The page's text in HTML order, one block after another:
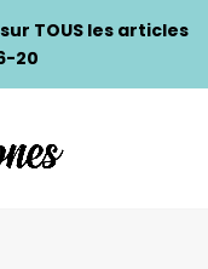
sur TOUS les articles
20